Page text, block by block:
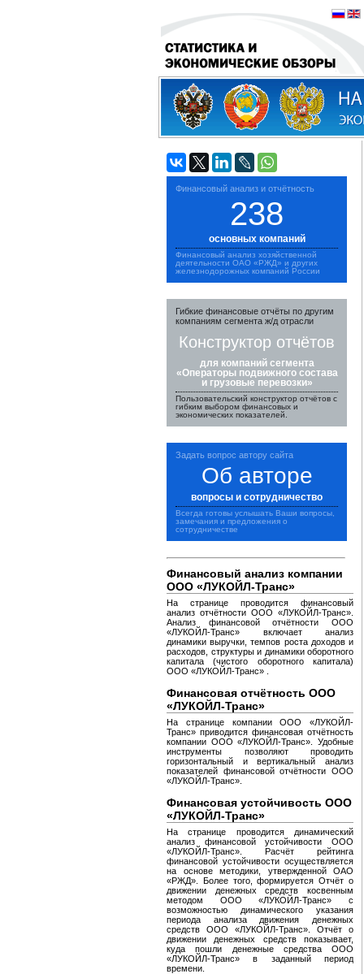
Финансовый анализ и отчётность
238
основных компаний
Финансовый анализ хозяйственной
деятельности ОАО «РЖД» и других
железнодорожных компаний России
Гибкие финансовые отчёты по другим
компаниям сегмента ж/д отрасли
Конструктор отчётов
для компаний сегмента
«Операторы подвижного состава
и грузовые перевозки»
Пользовательский конструктор отчётов с
гибким выбором финансовых и
экономических показателей.
Задать вопрос автору сайта
Об авторе
вопросы и сотрудничество
Всегда готовы услышать Ваши вопросы,
замечания и предложения о
сотрудничестве
Финансовый анализ компании
ООО «ЛУКОЙЛ-Транс»
На странице проводится финансовый
анализ отчётности ООО «ЛУКОЙЛ-Транс».
Анализ финансовой отчётности ООО
«ЛУКОЙЛ-Транс» включает анализ
динамики выручки, темпов роста доходов и
расходов, структуры и динамики оборотного
капитала (чистого оборотного капитала)
ООО «ЛУКОЙЛ-Транс» .
Финансовая отчётность ООО
«ЛУКОЙЛ-Транс»
На странице компании ООО «ЛУКОЙЛ-
Транс» приводится финансовая отчётность
компании ООО «ЛУКОЙЛ-Транс». Удобные
инструменты позволяют проводить
горизонтальный и вертикальный анализ
показателей финансовой отчётности ООО
«ЛУКОЙЛ-Транс».
Финансовая устойчивость ООО
«ЛУКОЙЛ-Транс»
На странице проводится динамический
анализ финансовой устойчивости ООО
«ЛУКОЙЛ-Транс». Расчёт рейтинга
финансовой устойчивости осуществляется
на основе методики, утвержденной ОАО
«РЖД». Более того, формируется Отчёт о
движении денежных средств косвенным
методом ООО «ЛУКОЙЛ-Транс» с
возможностью динамического указания
периода анализа движения денежных
средств ООО «ЛУКОЙЛ-Транс». Отчёт о
движении денежных средств показывает,
куда пошли денежные средства ООО
«ЛУКОЙЛ-Транс» в заданный период
времени.